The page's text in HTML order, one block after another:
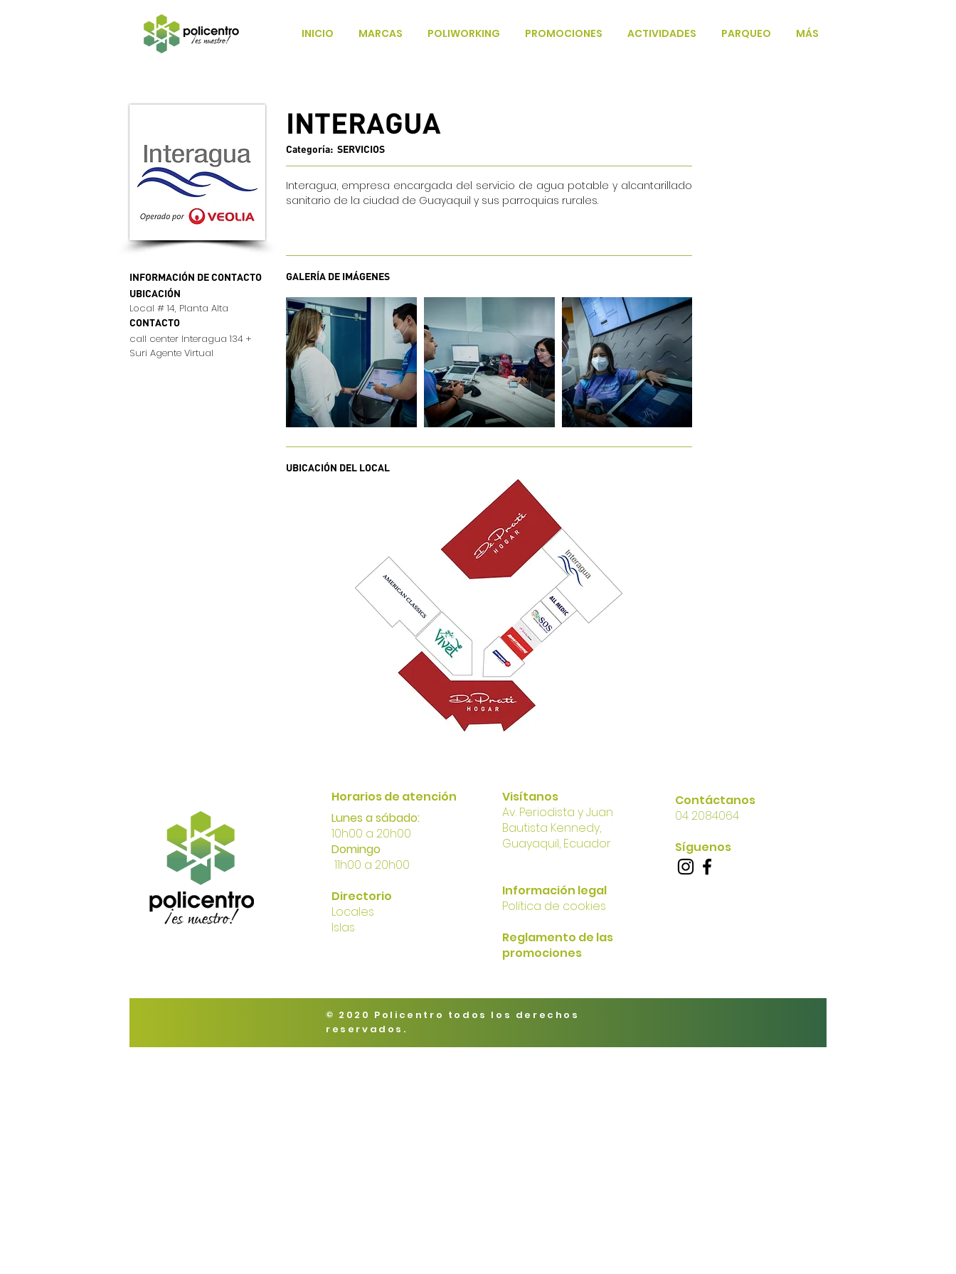
INICIO MARCAS POLIWORKING PROMOCIONES ACTIVIDADES PARQUEO MÁS
INTERAGUA
Categoría: SERVICIOS
Interagua, empresa encargada del servicio de agua potable y alcantarillado
sanitario de la ciudad de Guayaquil y sus parroquias rurales.
INFORMACIÓN DE CONTACTO
UBICACIÓN
Local # 14, Planta Alta
CONTACTO
call center Interagua 134 +
Suri Agente Virtual
GALERÍA DE IMÁGENES
UBICACIÓN DEL LOCAL
Horarios de atención
Lunes a sábado:
10h00 a 20h00
Domingo
11h00 a 20h00
Directorio
Locales
Islas
Visítanos
Av. Periodista y Juan
Bautista Kennedy,
Guayaquil, Ecuador
Información legal
Política de cookies
Reglamento de las
promociones
Contáctanos
04 2084064
Síguenos
© 2020 Policentro todos los derechos
reservados.